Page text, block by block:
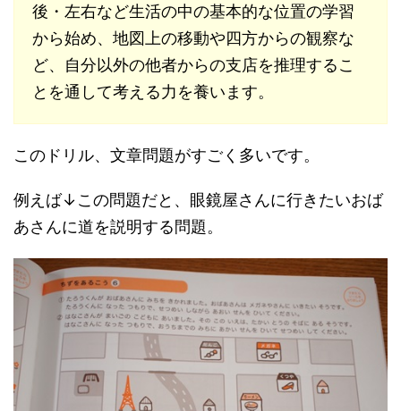
後・左右など生活の中の基本的な位置の学習
から始め、地図上の移動や四方からの観察な
ど、自分以外の他者からの支店を推理するこ
とを通して考える力を養います。
このドリル、文章問題がすごく多いです。
例えば↓この問題だと、眼鏡屋さんに行きたいおば
あさんに道を説明する問題。